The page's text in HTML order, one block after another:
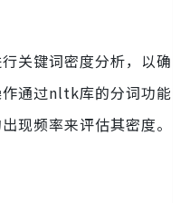
关键词密度分析，以确
通过nltk库的分词功能
现频率来评估其密度。